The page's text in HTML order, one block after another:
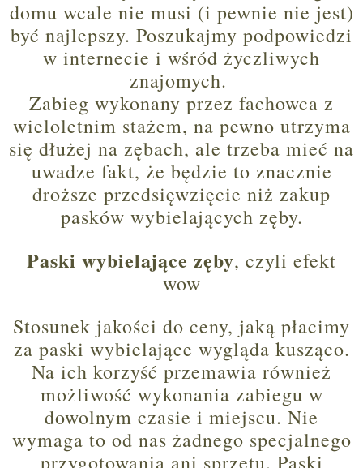
domu wcale nie musi (i pewnie nie jest)
być najlepszy. Poszukajmy podpowiedzi
w internecie i wśród życzliwych
znajomych.
Zabieg wykonany przez fachowca z
wieloletnim stażem, na pewno utrzyma
się dłużej na zębach, ale trzeba mieć na
uwadze fakt, że będzie to znacznie
droższe przedsięwzięcie niż zakup
pasków wybielających zęby.
Paski wybielające zęby, czyli efekt
wow
Stosunek jakości do ceny, jaką płacimy
za paski wybielające wygląda kusząco.
Na ich korzyść przemawia również
możliwość wykonania zabiegu w
dowolnym czasie i miejscu. Nie
wymaga to od nas żadnego specjalnego
przygotowania ani sprzętu. Paski